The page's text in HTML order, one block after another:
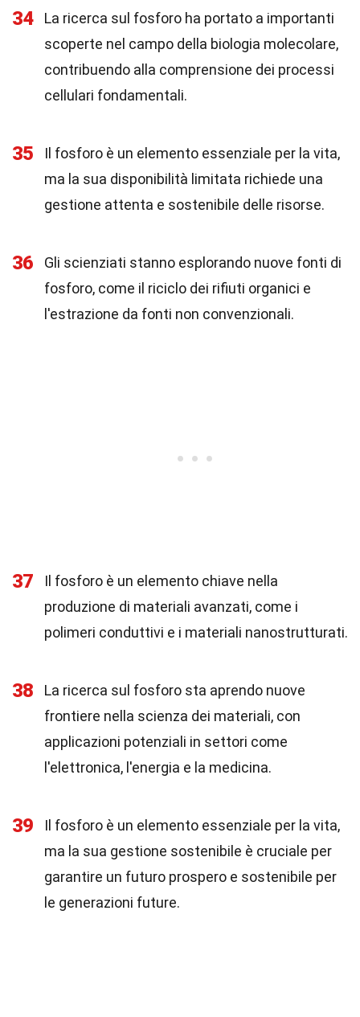
34
La ricerca sul fosforo ha portato a importanti
scoperte nel campo della biologia molecolare,
contribuendo alla comprensione dei processi
cellulari fondamentali.
35
Il fosforo è un elemento essenziale per la vita,
ma la sua disponibilità limitata richiede una
gestione attenta e sostenibile delle risorse.
36
Gli scienziati stanno esplorando nuove fonti di
fosforo, come il riciclo dei rifiuti organici e
l'estrazione da fonti non convenzionali.
37
Il fosforo è un elemento chiave nella
produzione di materiali avanzati, come i
polimeri conduttivi e i materiali nanostrutturati.
38
La ricerca sul fosforo sta aprendo nuove
frontiere nella scienza dei materiali, con
applicazioni potenziali in settori come
l'elettronica, l'energia e la medicina.
39
Il fosforo è un elemento essenziale per la vita,
ma la sua gestione sostenibile è cruciale per
garantire un futuro prospero e sostenibile per
le generazioni future.